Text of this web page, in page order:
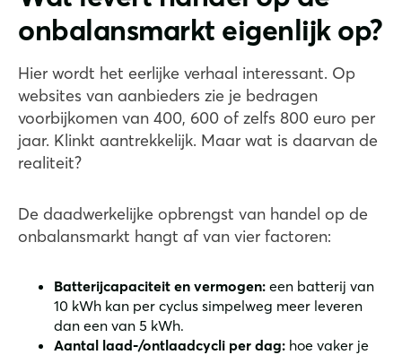
onbalansmarkt eigenlijk op?
Hier wordt het eerlijke verhaal interessant. Op
websites van aanbieders zie je bedragen
voorbijkomen van 400, 600 of zelfs 800 euro per
jaar. Klinkt aantrekkelijk. Maar wat is daarvan de
realiteit?
De daadwerkelijke opbrengst van handel op de
onbalansmarkt hangt af van vier factoren:
Batterijcapaciteit en vermogen: een batterij van
10 kWh kan per cyclus simpelweg meer leveren
dan een van 5 kWh.
Aantal laad-/ontlaadcycli per dag: hoe vaker je